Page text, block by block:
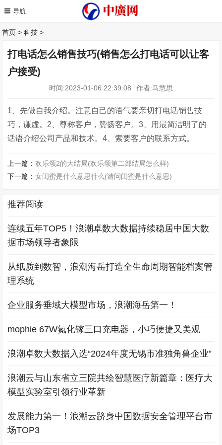
首页 >科技 >
打电话怎么销售技巧(销售怎么打电话可以让客
户接受)
时间:2023-01-06 22:39:08 作者:马慧思
1、先做自我介绍。注意自己的语气要亲切打电话销售技
巧，谦虚。2、尊称客户，赞扬客户。3、用最简洁明了的
话语介绍公司产品和技术。4、索要客户的联系方式。
上一篇：欢乐颂2的大结局(欢乐颂第二部结局怎么样)
下一篇：女闺蜜是什么意思什么(请问闺蜜是什么意思)
推荐阅读
连续五年TOP5！浪潮卓数大数据持续稳居中国大数
据市场领导者象限
从纸质到数智，浪潮海岳打造全生命周期智能档案管
理系统
企业服务垂域大模型市场，浪潮海岳第一！
mophie 67W氮化镓三口充电器，小巧便捷又美观
浪潮卓数大数据入选“2024年度无锡市准独角兽企业”
浪潮云与山东省立三院共绘智慧医疗新篇章：医疗大
模型实验室引领行业革新
发展能力第一！浪潮云跻身中国数据安全管理平台市
场TOP3